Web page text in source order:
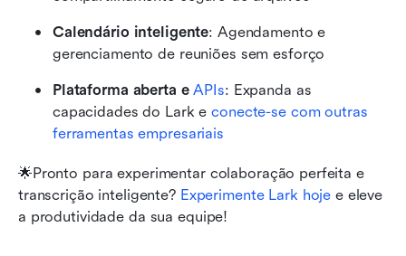
Calendário inteligente: Agendamento e
gerenciamento de reuniões sem esforço
Plataforma aberta e APIs: Expanda as
capacidades do Lark e conecte-se com outras
ferramentas empresariais
🌟Pronto para experimentar colaboração perfeita e
transcrição inteligente? Experimente Lark hoje e eleve
a produtividade da sua equipe!